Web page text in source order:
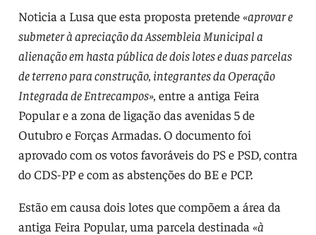
Noticia a Lusa que esta proposta pretende «aprovar e
submeter à apreciação da Assembleia Municipal a
alienação em hasta pública de dois lotes e duas parcelas
de terreno para construção, integrantes da Operação
Integrada de Entrecampos», entre a antiga Feira
Popular e a zona de ligação das avenidas 5 de
Outubro e Forças Armadas. O documento foi
aprovado com os votos favoráveis do PS e PSD, contra
do CDS-PP e com as abstenções do BE e PCP.
Estão em causa dois lotes que compõem a área da
antiga Feira Popular, uma parcela destinada «à